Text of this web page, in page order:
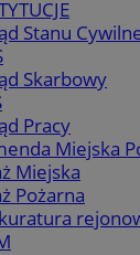
Stanu
Skarbowy
Pracy
Miejska
Miejska
Pożarna